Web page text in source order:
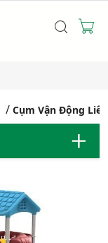
Cụm Vận Động